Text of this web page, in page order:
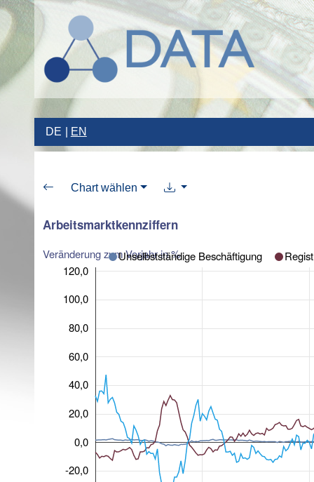
DE EN
Chart wählen
Arbeitsmarktkennziffern
Veränderung zum Vorjahr in %
-20,0
0,0
20,0
40,0
60,0
80,0
100,0
120,0
Unselbstständige Beschäftigung